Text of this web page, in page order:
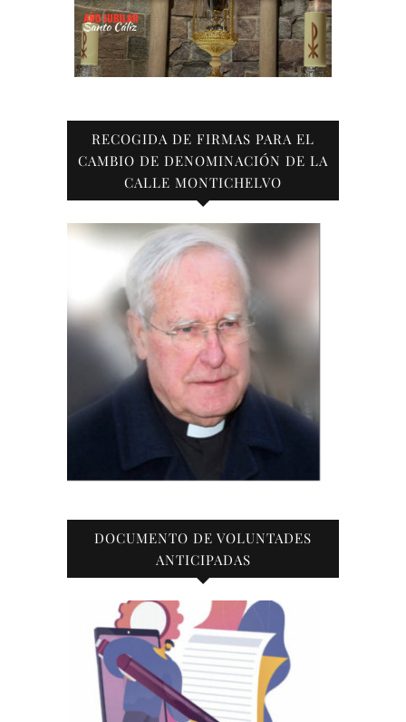
RECOGIDA DE FIRMAS PARA EL
CAMBIO DE DENOMINACIÓN DE LA
CALLE MONTICHELVO
DOCUMENTO DE VOLUNTADES
ANTICIPADAS